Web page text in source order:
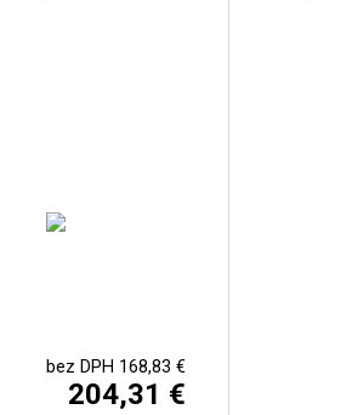
bez DPH 168,83 €
204,31 €